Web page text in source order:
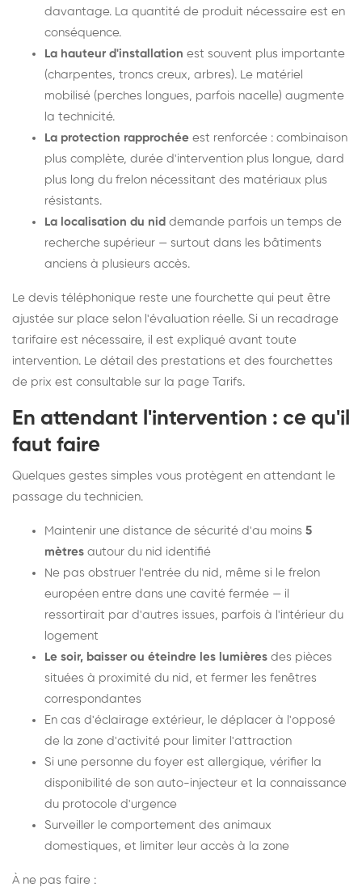
davantage. La quantité de produit nécessaire est en
conséquence.
La hauteur d'installation est souvent plus importante
(charpentes, troncs creux, arbres). Le matériel
mobilisé (perches longues, parfois nacelle) augmente
la technicité.
La protection rapprochée est renforcée : combinaison
plus complète, durée d'intervention plus longue, dard
plus long du frelon nécessitant des matériaux plus
résistants.
La localisation du nid demande parfois un temps de
recherche supérieur — surtout dans les bâtiments
anciens à plusieurs accès.
Le devis téléphonique reste une fourchette qui peut être
ajustée sur place selon l'évaluation réelle. Si un recadrage
tarifaire est nécessaire, il est expliqué avant toute
intervention. Le détail des prestations et des fourchettes
de prix est consultable sur la page Tarifs.
En attendant l'intervention : ce qu'il
faut faire
Quelques gestes simples vous protègent en attendant le
passage du technicien.
Maintenir une distance de sécurité d'au moins 5
mètres autour du nid identifié
Ne pas obstruer l'entrée du nid, même si le frelon
européen entre dans une cavité fermée — il
ressortirait par d'autres issues, parfois à l'intérieur du
logement
Le soir, baisser ou éteindre les lumières des pièces
situées à proximité du nid, et fermer les fenêtres
correspondantes
En cas d'éclairage extérieur, le déplacer à l'opposé
de la zone d'activité pour limiter l'attraction
Si une personne du foyer est allergique, vérifier la
disponibilité de son auto-injecteur et la connaissance
du protocole d'urgence
Surveiller le comportement des animaux
domestiques, et limiter leur accès à la zone
À ne pas faire :